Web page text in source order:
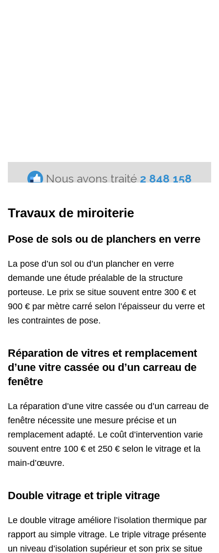
Travaux de miroiterie
Pose de sols ou de planchers en verre
La pose d’un sol ou d’un plancher en verre
demande une étude préalable de la structure
porteuse. Le prix se situe souvent entre 300 € et
900 € par mètre carré selon l’épaisseur du verre et
les contraintes de pose.
Réparation de vitres et remplacement
d’une vitre cassée ou d’un carreau de
fenêtre
La réparation d’une vitre cassée ou d’un carreau de
fenêtre nécessite une mesure précise et un
remplacement adapté. Le coût d’intervention varie
souvent entre 100 € et 250 € selon le vitrage et la
main-d’œuvre.
Double vitrage et triple vitrage
Le double vitrage améliore l’isolation thermique par
rapport au simple vitrage. Le triple vitrage présente
un niveau d’isolation supérieur et son prix se situe